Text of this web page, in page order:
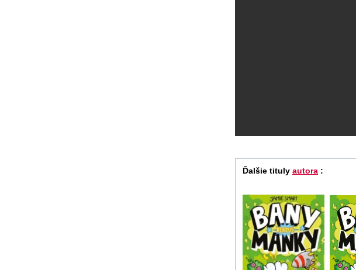
Ďalšie tituly autora :